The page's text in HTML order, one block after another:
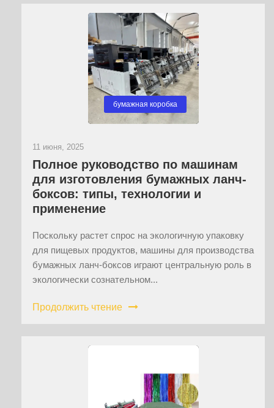
бумажная коробка
11 июня, 2025
Полное руководство по машинам
для изготовления бумажных ланч-
боксов: типы, технологии и
применение
Поскольку растет спрос на экологичную упаковку
для пищевых продуктов, машины для производства
бумажных ланч-боксов играют центральную роль в
экологически сознательном...
Продолжить чтение